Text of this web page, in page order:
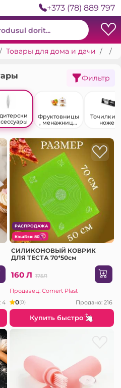
+373 (78) 889 797
Товары для дома и дачи
Фильтр
Фруктовницы
, менажницы
Точилки
ножей
4
РАСПРОДАЖА
КэшБэк: 80
СИЛИКОНОВЫЙ КОВРИК
ДЛЯ ТЕСТА 70*50см
160 Л 175Л
Продавец: Comert Plast
0(0) Продано: 216
Купить быстро